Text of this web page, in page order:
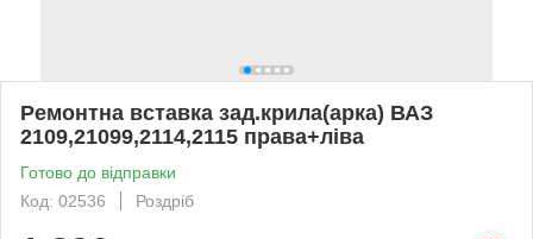
Ремонтна вставка зад.крила(арка) ВАЗ
2109,21099,2114,2115 права+ліва
Готово до відправки
Код: 02536
Роздріб